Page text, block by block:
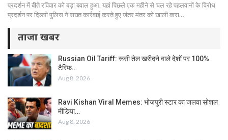
प्रदर्शन में बीते रविवार को बड़ा बवाल हुआ. यहां पिछले एक महीने से चल रहे पहलवानों के विरोध
प्रदर्शन पर दिल्ली पुलिस ने सख्त कार्रवाई करते हुए जंतर मंतर को खाली करा…
ताजा खबर
Russian Oil Tariff: रूसी तेल खरीदने वाले देशों पर 100%
टैरिफ…
Aug 8, 2026
Ravi Kishan Viral Memes: भोजपुरी स्टार का जलवा सोशल
मीडिया…
Aug 8, 2026